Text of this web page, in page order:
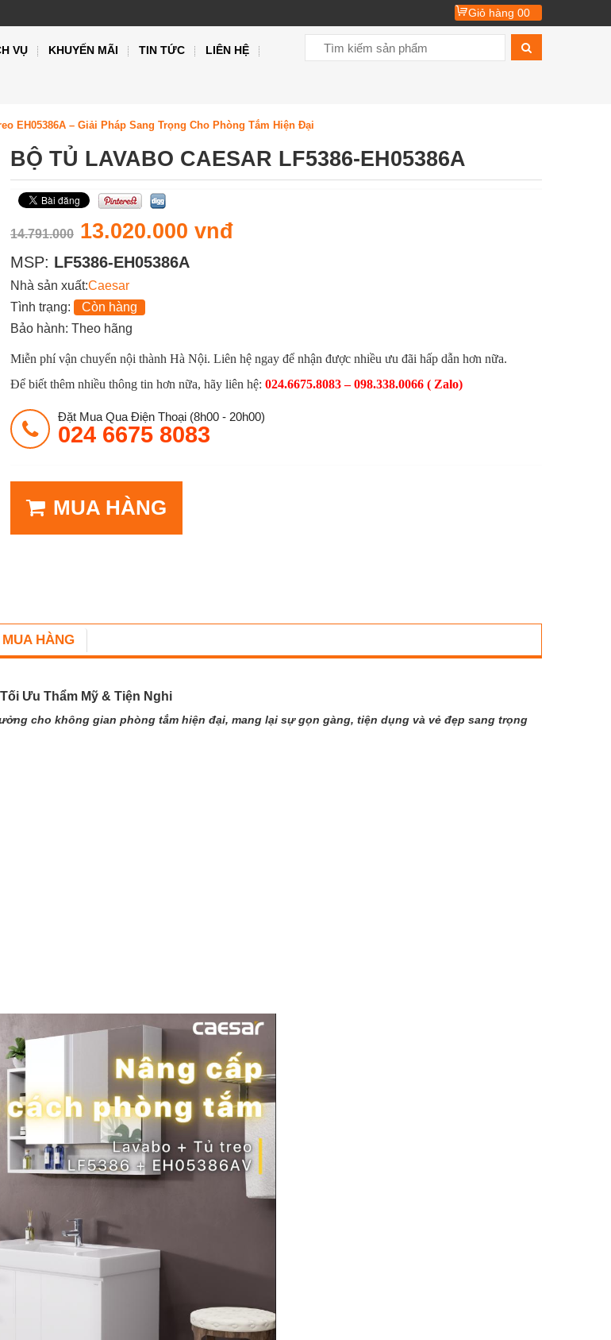
Giỏ hàng 00
VỤ KHUYẾN MÃI TIN TỨC LIÊN HỆ
EH05386A – Giải Pháp Sang Trọng Cho Phòng Tắm Hiện Đại
BỘ TỦ LAVABO CAESAR LF5386-EH05386A
14.791.000 13.020.000 vnđ
MSP: LF5386-EH05386A
Nhà sản xuất:Caesar
Tình trạng:
Còn hàng
Bảo hành: Theo hãng
Miễn phí vận chuyển nội thành Hà Nội. Liên hệ ngay để nhận được nhiều ưu đãi hấp dẫn hơn nữa.
Để biết thêm nhiều thông tin hơn nữa, hãy liên hệ: 024.6675.8083 – 098.338.0066 ( Zalo)
Đặt Mua Qua Điện Thoại (8h00 - 20h00)
024 6675 8083
MUA HÀNG
HÀNG
Ưu Thẩm Mỹ & Tiện Nghi
cho không gian phòng tắm hiện đại, mang lại sự gọn gàng, tiện dụng và vẻ đẹp sang trọng